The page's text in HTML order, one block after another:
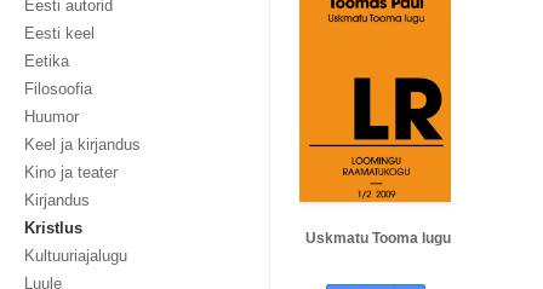
Eesti autorid
Eesti keel
Eetika
Filosoofia
Huumor
Keel ja kirjandus
Kino ja teater
Kirjandus
Kristlus
Kultuuriajalugu
Luule
Uskmatu Tooma lugu